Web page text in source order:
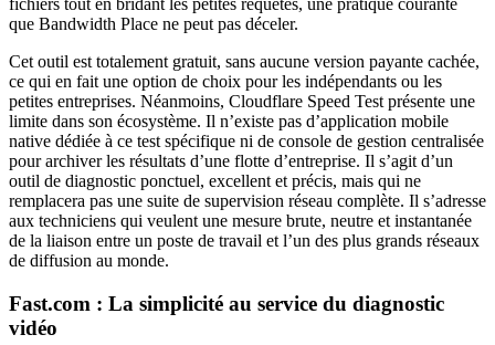
fichiers tout en bridant les petites requêtes, une pratique courante
que Bandwidth Place ne peut pas déceler.
Cet outil est totalement gratuit, sans aucune version payante cachée,
ce qui en fait une option de choix pour les indépendants ou les
petites entreprises. Néanmoins, Cloudflare Speed Test présente une
limite dans son écosystème. Il n’existe pas d’application mobile
native dédiée à ce test spécifique ni de console de gestion centralisée
pour archiver les résultats d’une flotte d’entreprise. Il s’agit d’un
outil de diagnostic ponctuel, excellent et précis, mais qui ne
remplacera pas une suite de supervision réseau complète. Il s’adresse
aux techniciens qui veulent une mesure brute, neutre et instantanée
de la liaison entre un poste de travail et l’un des plus grands réseaux
de diffusion au monde.
Fast.com : La simplicité au service du diagnostic
vidéo